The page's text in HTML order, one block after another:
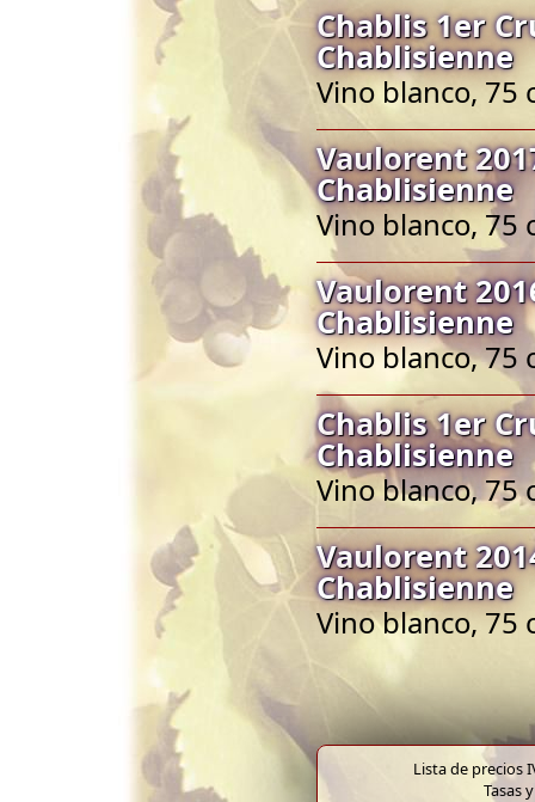
Chablis 1er
Chablisienne
Vino blanco, 75
Vaulorent
Chablisienne
Vino blanco, 75
Vaulorent
Chablisienne
Vino blanco, 75
Chablis 1er
Chablisienne
Vino blanco, 75
Vaulorent
Chablisienne
Vino blanco, 75
Lista de precios
Tasas